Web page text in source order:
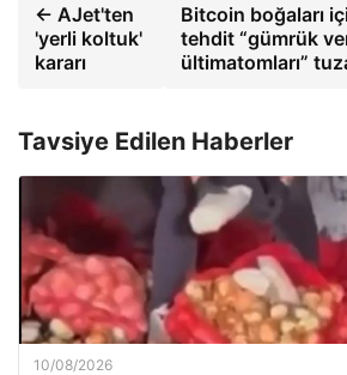
← AJet'ten
'yerli koltuk'
kararı
Bitcoin boğaları
tehdit “gümrük
ültimatomları”
Tavsiye Edilen Haberler
10/08/2026